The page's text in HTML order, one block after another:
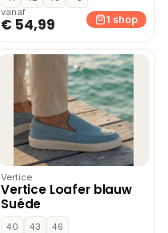
vanaf
€ 54,99 1 shop
Vertice
Vertice Loafer blauw
Suéde
40 43
46